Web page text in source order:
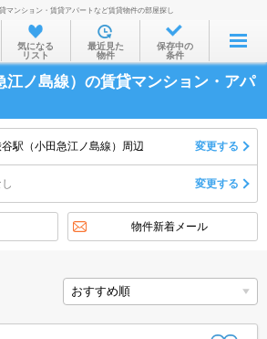
お部屋を探す
沿線・駅から
住所から
家賃相場から
不動産会社から
マンション・賃貸アパートなど賃貸物件の部屋探し
気になる
リスト
最近見た
物件
保存中の
条件
江ノ島線）の賃貸マンション・アパ
駅（小田急江ノ島線）周辺 変更する
変更する
物件新着メール